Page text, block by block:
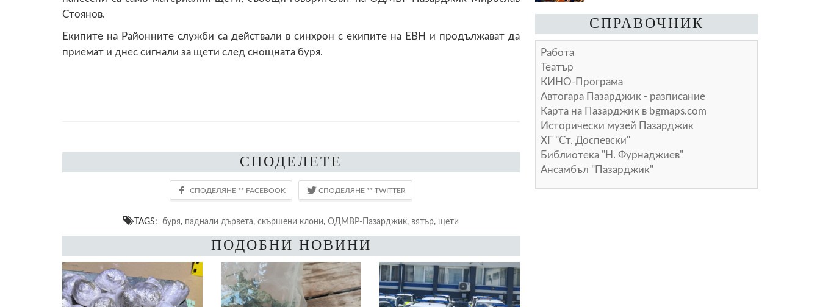
Стоянов.
Екипите на Районните служби са действали в синхрон с екипите на ЕВН и продължават да
приемат и днес сигнали за щети след снощната буря.
СПОДЕЛЕТЕ
TAGS: буря, паднали дървета, скършени клони, ОДМВР-Пазарджик, вятър, щети
ПОДОБНИ НОВИНИ
СПРАВОЧНИК
Работа
Театър
КИНО-Програма
Автогара Пазарджик - разписание
Карта на Пазарджик в bgmaps.com
Исторически музей Пазарджик
ХГ "Ст. Доспевски"
Библиотека "Н. Фурнаджиев"
Ансамбъл "Пазарджик"